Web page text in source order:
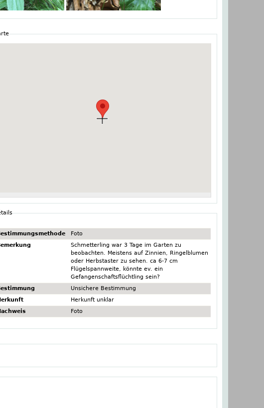
Foto
Schmetterling war 3 Tage im Garten zu
beobachten. Meistens auf Zinnien, Ringelblumen
oder Herbstaster zu sehen. ca 6-7 cm
Flügelspannweite, könnte ev. ein
Gefangenschaftsflüchtling sein?
Unsichere Bestimmung
Herkunft unklar
Foto